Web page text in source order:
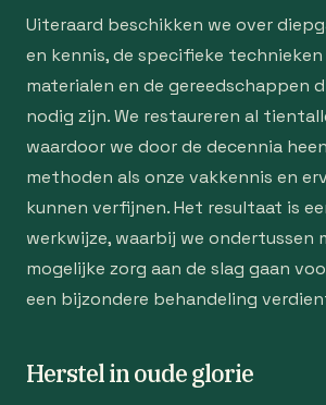
Uiteraard beschikken we over
en kennis, de specifieke technieken
materialen en de gereedschappen
nodig zijn. We restaureren al
waardoor we door de decennia
methoden als onze vakkennis en
kunnen verfijnen. Het resultaat is
werkwijze, waarbij we ondertussen
mogelijke zorg aan de slag gaan
een bijzondere behandeling
Herstel in oude glorie